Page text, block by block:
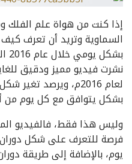
إذا كنت من هواة علم الفلك
السماوية وتريد أن تعرف
نشرت فيديو مميز ودقيق
لعام 2016م، ويرصد
بشكل يتوافق مع كل يوم من
وليس هذا فقط، فالفيديو
فرصة للتعرف على شكل
يوم، بالإضافة إلى طريقة